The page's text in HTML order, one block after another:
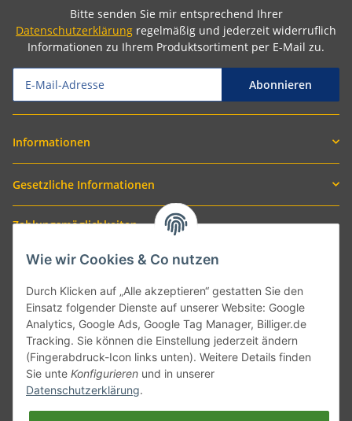
Bitte senden Sie mir entsprechend Ihrer
Datenschutzerklärung regelmäßig und jederzeit widerruflich
Informationen zu Ihrem Produktsortiment per E-Mail zu.
Abonnieren
Informationen
Gesetzliche Informationen
Zahlungsmöglichkeiten
Versand mit
Wie wir Cookies & Co nutzen
Durch Klicken auf „Alle akzeptieren“ gestatten Sie den
Einsatz folgender Dienste auf unserer Website: Google
Analytics, Google Ads, Google Tag Manager, Billiger.de
Tracking. Sie können die Einstellung jederzeit ändern
(Fingerabdruck-Icon links unten). Weitere Details finden
Sie unte Konfigurieren und in unserer
Datenschutzerklärung.